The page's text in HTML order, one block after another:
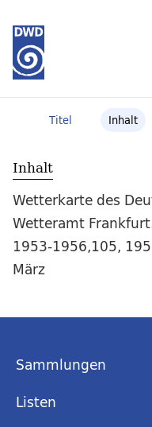
Titel Inhalt
Inhalt
Wetterkarte des
Wetteramt
1953-1956,105,
März
Sammlungen
Listen